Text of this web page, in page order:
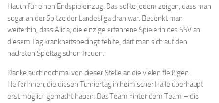
Hauch für einen Endspieleinzug. Das sollte jedem zeigen, dass man
sogar an der Spitze der Landesliga dran war. Bedenkt man
weiterhin, dass Alicia, die einzige erfahrene Spielerin des SSV an
diesem Tag krankheitsbedingt fehlte, darf man sich auf den
nächsten Spieltag schon freuen.
Danke auch nochmal von dieser Stelle an die vielen fleißigen
HelferInnen, die diesen Turniertag in heimischer Halle überhaupt
erst möglich gemacht haben. Das Team hinter dem Team – die